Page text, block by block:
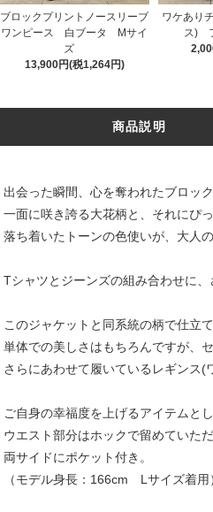
ブロックプリントノースリーブ
ワンピース 白ブータ Mサイ
ズ
13,900円(税1,264円)
ワケあり
ス)
商品説明
出会った瞬間、心を奪われたブロッ
一面に咲き誇る大花柄と、それにぴ
落ち着いたトーンの色使いが、大人
Tシャツとジーンズの組み合わせに
このジャケットと同系統の柄で仕立
単体での美しさはもちろんですが、
さらにあわせて履いているレギンス(
ご自身の幸福度を上げるアイテムと
ウエスト部分はホックで留めていただ
両サイドにポケット付き。
（モデル身長：166cm Lサイズ着用